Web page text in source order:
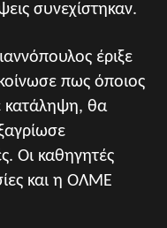
συνεχίστηκαν.
έριξε
πως όποιος
κατάληψη, θα
Οι καθηγητές
και η ΟΛΜΕ